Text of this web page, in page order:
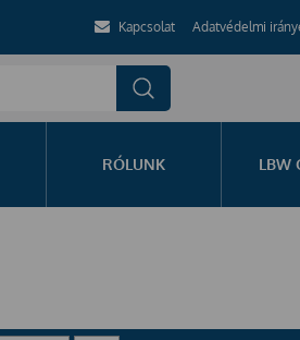
Kapcsolat Adatvédelmi
RÓLUNK LBW